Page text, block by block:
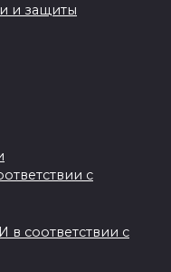
и защиты
с
соответствии с